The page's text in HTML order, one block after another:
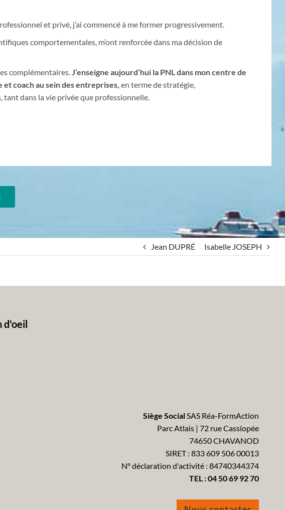
et privé, j’ai commencé à me former progressivement.
comportementales, m’ont renforcée dans ma décision de
complémentaires.J’enseigne aujourd’hui la PNL dans mon centre de
coach au sein des entreprises, en terme de stratégie,
tant dans la vie privée que professionnelle.
Jean DUPRÉ Isabelle JOSEPH
d'oeil
Siège SocialSAS Réa-FormAction
Parc Atlais | 72 rue Cassiopée
74650 CHAVANOD
SIRET : 833 609 506 00013
N° déclaration d'activité : 84740344374
TEL :04 50 69 92 70